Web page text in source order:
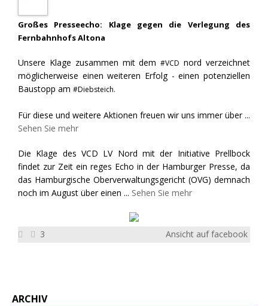
Großes Presseecho: Klage gegen die Verlegung des
Fernbahnhofs Altona
Unsere Klage zusammen mit dem#VCD nord verzeichnet
möglicherweise einen weiteren Erfolg - einen potenziellen
Baustopp am #Diebsteich.
Für diese und weitere Aktionen freuen wir uns immer über ...
Sehen Sie mehr
Die Klage des VCD LV Nord mit der Initiative Prellbock
findet zur Zeit ein reges Echo in der Hamburger Presse, da
das Hamburgische Oberverwaltungsgericht (OVG) demnach
noch im August über einen ... Sehen Sie mehr
3 Ansicht auf facebook
ARCHIV